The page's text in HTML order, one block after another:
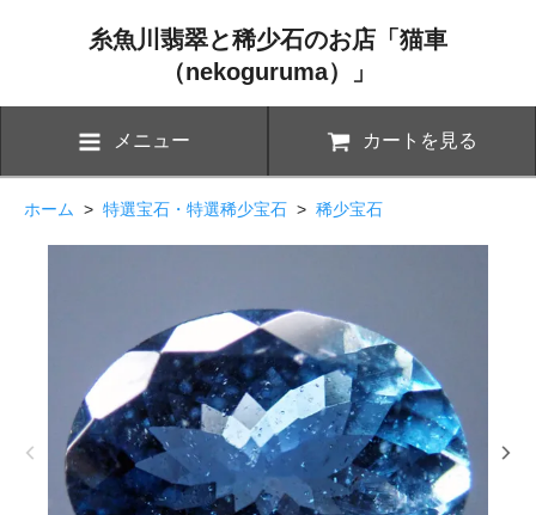
糸魚川翡翠と稀少石のお店「猫車
（nekoguruma）」
メニュー カートを見る
ホーム > 特選宝石・特選稀少宝石 > 稀少宝石